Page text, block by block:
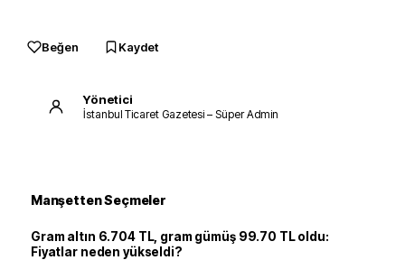
Beğen Kaydet
Yönetici
İstanbul Ticaret Gazetesi – Süper Admin
Manşetten Seçmeler
Gram altın 6.704 TL, gram gümüş 99.70 TL oldu:
Fiyatlar neden yükseldi?